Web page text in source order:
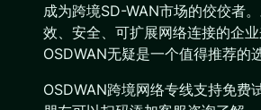
成为跨境SD-WAN市场的佼佼者
效、安全、可扩展网络连接的企
OSDWAN无疑是一个值得推荐的
OSDWAN跨境网络专线支持免费